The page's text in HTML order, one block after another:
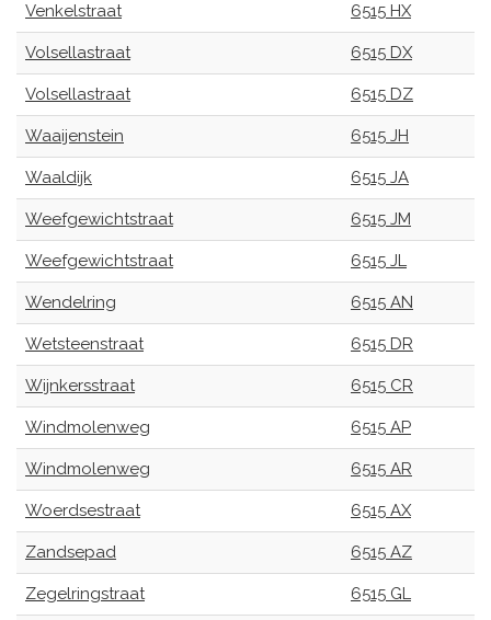
Venkelstraat 6515 HX
Volsellastraat 6515 DX
Volsellastraat 6515 DZ
Waaijenstein 6515 JH
Waaldijk 6515 JA
Weefgewichtstraat 6515 JM
Weefgewichtstraat 6515 JL
Wendelring 6515 AN
Wetsteenstraat 6515 DR
Wijnkersstraat 6515 CR
Windmolenweg 6515 AP
Windmolenweg 6515 AR
Woerdsestraat 6515 AX
Zandsepad 6515 AZ
Zegelringstraat 6515 GL